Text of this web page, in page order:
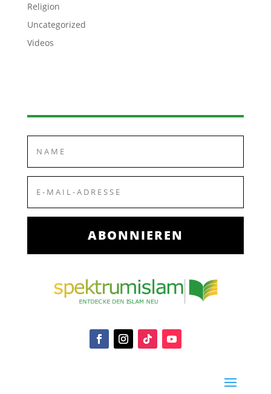
Religion
Uncategorized
Videos
ABONNIEREN